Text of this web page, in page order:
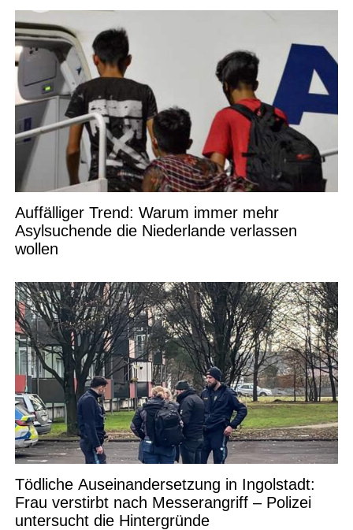
Auffälliger Trend: Warum immer mehr
Asylsuchende die Niederlande verlassen
wollen
Tödliche Auseinandersetzung in Ingolstadt:
Frau verstirbt nach Messerangriff – Polizei
untersucht die Hintergründe